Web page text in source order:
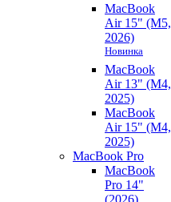
MacBook
Air 15" (M5,
2026)
Новинка
MacBook
Air 13" (M4,
2025)
MacBook
Air 15" (M4,
2025)
MacBook Pro
MacBook
Pro 14"